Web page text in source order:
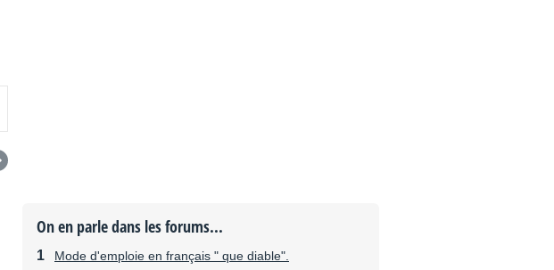
On en parle dans les forums...
Mode d'emploie en français " que diable".